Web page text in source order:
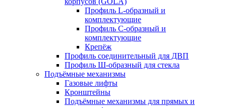
Профиль L-образный и
комплектующие
Профиль C-образный и
комплектующие
Крепёж
Профиль соединительный для ДВП
Профиль Ш-образный для стекла
Подъёмные механизмы
Газовые лифты
Кронштейны
Подъёмные механизмы для прямых и